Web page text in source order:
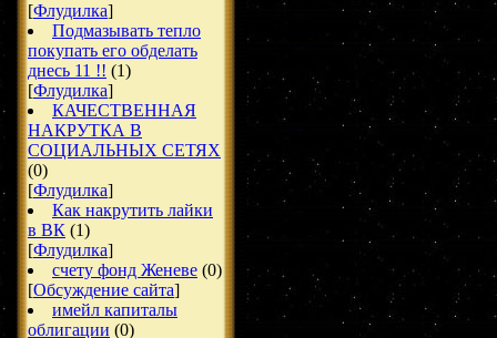
[Флудилка]
Подмазывать тепло
покупать его обделать
днесь 11 !! (1)
[Флудилка]
КАЧЕСТВЕННАЯ
НАКРУТКА В
СОЦИАЛЬНЫХ СЕТЯХ
(0)
[Флудилка]
Как накрутить лайки
в ВК (1)
[Флудилка]
счету фонд Женеве (0)
[Обсуждение сайта]
имейл капиталы
облигации (0)